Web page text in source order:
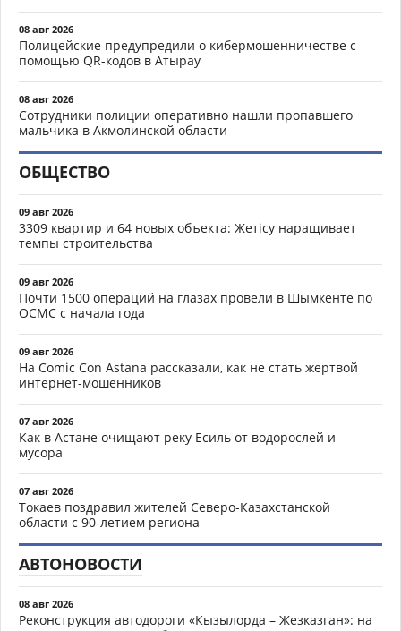
08 авг 2026
Полицейские предупредили о кибермошенничестве с
помощью QR-кодов в Атырау
08 авг 2026
Сотрудники полиции оперативно нашли пропавшего
мальчика в Акмолинской области
ОБЩЕСТВО
09 авг 2026
3309 квартир и 64 новых объекта: Жетісу наращивает
темпы строительства
09 авг 2026
Почти 1500 операций на глазах провели в Шымкенте по
ОСМС с начала года
09 авг 2026
На Comic Con Astana рассказали, как не стать жертвой
интернет-мошенников
07 авг 2026
Как в Астане очищают реку Есиль от водорослей и
мусора
07 авг 2026
Токаев поздравил жителей Северо-Казахстанской
области с 90-летием региона
АВТОНОВОСТИ
08 авг 2026
Реконструкция автодороги «Кызылорда – Жезказган»: на